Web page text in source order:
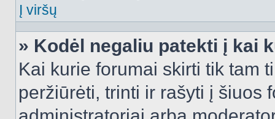
Į viršų
» Kodėl negaliu patekti į kai
Kai kurie forumai skirti tik tam
peržiūrėti, trinti ir rašyti į šiuos